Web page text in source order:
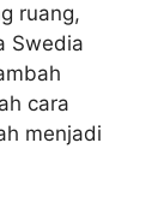
ruang,
Swedia
cara
menjadi